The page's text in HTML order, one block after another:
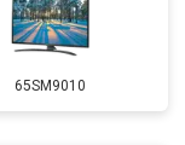
65SM9010